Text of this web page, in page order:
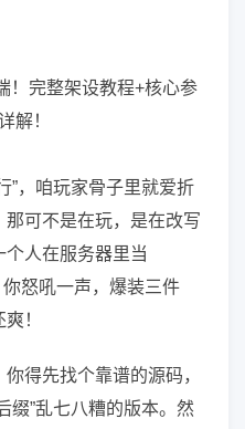
”，咱玩家骨子里就爱折
可不是在玩，是在改写
人在服务器里当
怒吼一声，爆装三件
！
得先找个靠谱的源码，
缀”乱七八糟的版本。然